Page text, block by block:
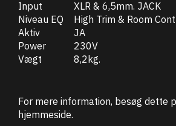
Input
XLR & 6,5mm. JACK
Niveau EQ
High Trim & Room
Aktiv
JA
Power
230V
Vægt
8,2kg.
For mere information, besøg dette
hjemmeside.